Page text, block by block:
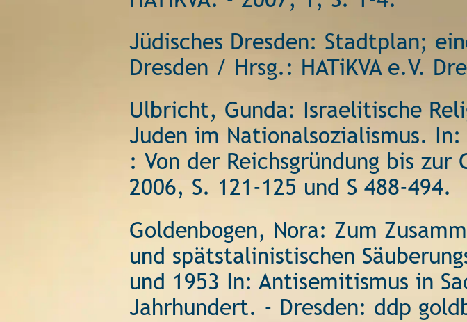
Jüdisches Dresden: Stadtplan;
Dresden / Hrsg.: HATiKVA e.V.
Ulbricht, Gunda: Israelitische
Juden im Nationalsozialismus.
: Von der Reichsgründung bis
2006, S. 121-125 und S 488-494.
Goldenbogen, Nora: Zum
und spätstalinistischen
und 1953 In: Antisemitismus in
Jahrhundert. - Dresden: ddp